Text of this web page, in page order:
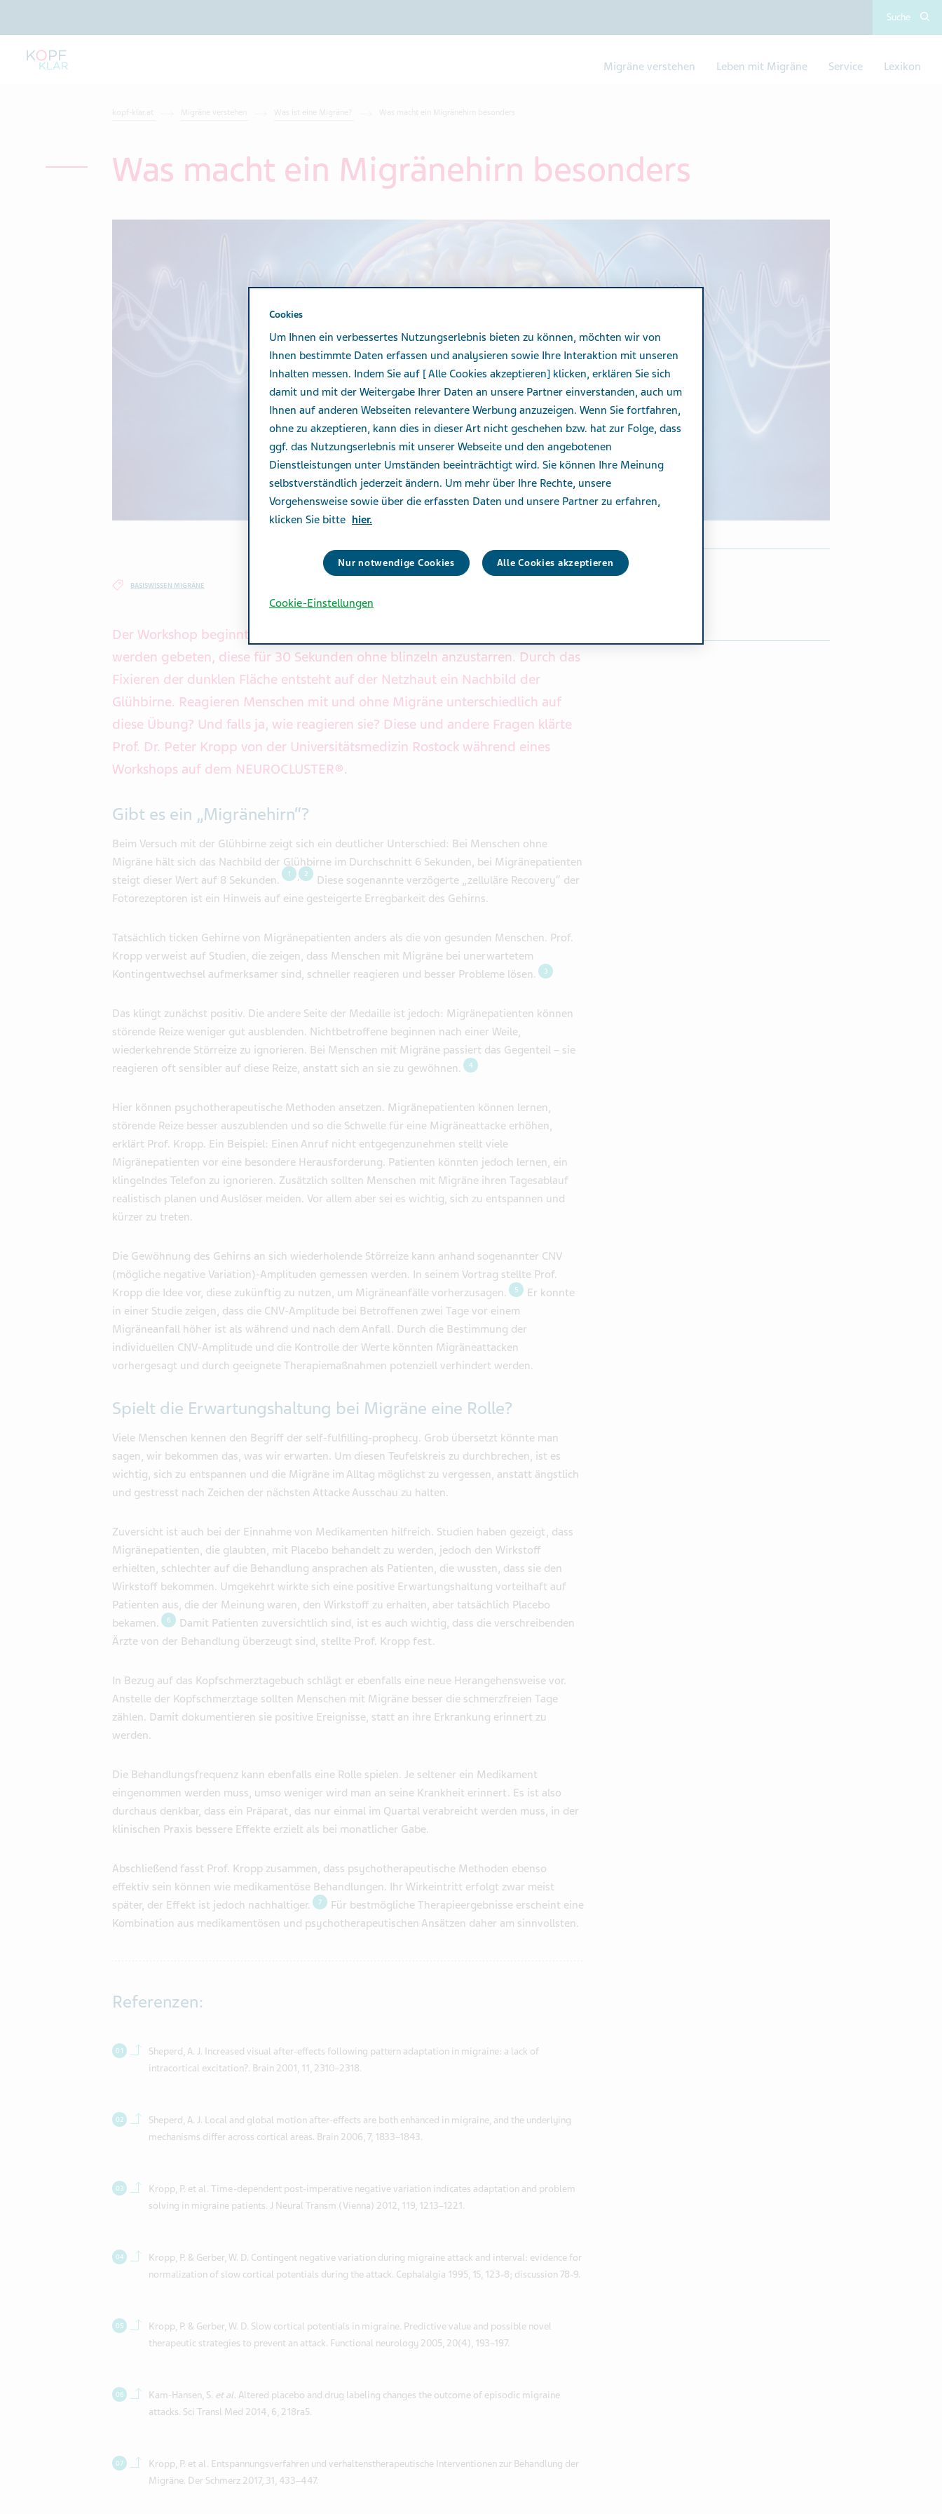
Suche
Migräne verstehen​ Leben mit Migräne Service Lexikon
Was macht ein Migränehirn besonders
BASISWISSEN MIGRÄNE
Der Workshop beginnt mit einer großen schwarzen Glühbirne. Die Teilnehmer
werden gebeten, diese für 30 Sekunden ohne blinzeln anzustarren. Durch das
Fixieren der dunklen Fläche entsteht auf der Netzhaut ein Nachbild der
Glühbirne. Reagieren Menschen mit und ohne Migräne unterschiedlich auf
diese Übung? Und falls ja, wie reagieren sie? Diese und andere Fragen klärte
Prof. Dr. Peter Kropp von der Universitätsmedizin Rostock während eines
Workshops auf dem NEUROCLUSTER®.
Gibt es ein „Migränehirn“?
Beim Versuch mit der Glühbirne zeigt sich ein deutlicher Unterschied: Bei Menschen ohne
Migräne hält sich das Nachbild der Glühbirne im Durchschnitt 6 Sekunden, bei Migränepatienten
steigt dieser Wert auf 8 Sekunden.
1 , 2
Diese sogenannte verzögerte „zelluläre Recovery“ der
Fotorezeptoren ist ein Hinweis auf eine gesteigerte Erregbarkeit des Gehirns.
Tatsächlich ticken Gehirne von Migränepatienten anders als die von gesunden Menschen. Prof.
Kropp verweist auf Studien, die zeigen, dass Menschen mit Migräne bei unerwartetem
Kontingentwechsel aufmerksamer sind, schneller reagieren und besser Probleme lösen.
3
Das klingt zunächst positiv. Die andere Seite der Medaille ist jedoch: Migränepatienten können
störende Reize weniger gut ausblenden. Nichtbetroffene beginnen nach einer Weile,
wiederkehrende Störreize zu ignorieren. Bei Menschen mit Migräne passiert das Gegenteil – sie
reagieren oft sensibler auf diese Reize, anstatt sich an sie zu gewöhnen. 4
Hier können psychotherapeutische Methoden ansetzen. Migränepatienten können lernen,
störende Reize besser auszublenden und so die Schwelle für eine Migräneattacke erhöhen,
erklärt Prof. Kropp. Ein Beispiel: Einen Anruf nicht entgegenzunehmen stellt viele
Migränepatienten vor eine besondere Herausforderung. Patienten könnten jedoch lernen, ein
klingelndes Telefon zu ignorieren. Zusätzlich sollten Menschen mit Migräne ihren Tagesablauf
realistisch planen und Auslöser meiden. Vor allem aber sei es wichtig, sich zu entspannen und
kürzer zu treten.
Die Gewöhnung des Gehirns an sich wiederholende Störreize kann anhand sogenannter CNV
(mögliche negative Variation)-Amplituden gemessen werden. In seinem Vortrag stellte Prof.
Kropp die Idee vor, diese zukünftig zu nutzen, um Migräneanfälle vorherzusagen.
5
Er konnte
in einer Studie zeigen, dass die CNV-Amplitude bei Betroffenen zwei Tage vor einem
Migräneanfall höher ist als während und nach dem Anfall. Durch die Bestimmung der
individuellen CNV-Amplitude und die Kontrolle der Werte könnten Migräneattacken
vorhergesagt und durch geeignete Therapiemaßnahmen potenziell verhindert werden.
Spielt die Erwartungshaltung bei Migräne eine Rolle?
Viele Menschen kennen den Begriff der self-fulfilling-prophecy. Grob übersetzt könnte man
sagen, wir bekommen das, was wir erwarten. Um diesen Teufelskreis zu durchbrechen, ist es
wichtig, sich zu entspannen und die Migräne im Alltag möglichst zu vergessen, anstatt ängstlich
und gestresst nach Zeichen der nächsten Attacke Ausschau zu halten.
Zuversicht ist auch bei der Einnahme von Medikamenten hilfreich. Studien haben gezeigt, dass
Migränepatienten, die glaubten, mit Placebo behandelt zu werden, jedoch den Wirkstoff
erhielten, schlechter auf die Behandlung ansprachen als Patienten, die wussten, dass sie den
Wirkstoff bekommen. Umgekehrt wirkte sich eine positive Erwartungshaltung vorteilhaft auf
Patienten aus, die der Meinung waren, den Wirkstoff zu erhalten, aber tatsächlich Placebo
bekamen.
6
Damit Patienten zuversichtlich sind, ist es auch wichtig, dass die verschreibenden
Ärzte von der Behandlung überzeugt sind, stellte Prof. Kropp fest.
In Bezug auf das Kopfschmerztagebuch schlägt er ebenfalls eine neue Herangehensweise vor.
Anstelle der Kopfschmerztage sollten Menschen mit Migräne besser die schmerzfreien Tage
zählen. Damit dokumentieren sie positive Ereignisse, statt an ihre Erkrankung erinnert zu
werden.
Die Behandlungsfrequenz kann ebenfalls eine Rolle spielen. Je seltener ein Medikament
eingenommen werden muss, umso weniger wird man an seine Krankheit erinnert. Es ist also
durchaus denkbar, dass ein Präparat, das nur einmal im Quartal verabreicht werden muss, in der
klinischen Praxis bessere Effekte erzielt als bei monatlicher Gabe.
Abschließend fasst Prof. Kropp zusammen, dass psychotherapeutische Methoden ebenso
effektiv sein können wie medikamentöse Behandlungen. Ihr Wirkeintritt erfolgt zwar meist
später, der Effekt ist jedoch nachhaltiger.
7
Für bestmögliche Therapieergebnisse erscheint eine
Kombination aus medikamentösen und psychotherapeutischen Ansätzen daher am sinnvollsten.
Referenzen:
Back to contents.
Sheperd, A. J. Increased visual after-effects following pattern adaptation in migraine: a lack of
intracortical excitation?. Brain 2001, 11, 2310–2318.
Back to contents.
Sheperd, A. J. Local and global motion after-effects are both enhanced in migraine, and the underlying
mechanisms differ across cortical areas. Brain 2006, 7, 1833–1843.
Back to contents.
Kropp, P. et al. Time-dependent post-imperative negative variation indicates adaptation and problem
solving in migraine patients. J Neural Transm (Vienna) 2012, 119, 1213–1221.
Back to contents.
Kropp, P. & Gerber, W. D. Contingent negative variation during migraine attack and interval: evidence for
normalization of slow cortical potentials during the attack. Cephalalgia 1995, 15, 123-8; discussion 78-9.
Back to contents.
Kropp, P. & Gerber, W. D. Slow cortical potentials in migraine. Predictive value and possible novel
therapeutic strategies to prevent an attack. Functional neurology 2005, 20(4), 193–197.
Back to contents.
Kam-Hansen, S. et al. Altered placebo and drug labeling changes the outcome of episodic migraine
attacks. Sci Transl Med 2014, 6, 218ra5.
Back to contents.
Kropp, P. et al. Entspannungsverfahren und verhaltenstherapeutische Interventionen zur Behandlung der
Migräne. Der Schmerz 2017, 31, 433–447.
Seite teilen auf:
Cookies
Um Ihnen ein verbessertes Nutzungserlebnis bieten zu können, möchten wir von
Ihnen bestimmte Daten erfassen und analysieren sowie Ihre Interaktion mit unseren
Inhalten messen. Indem Sie auf [ Alle Cookies akzeptieren] klicken, erklären Sie sich
damit und mit der Weitergabe Ihrer Daten an unsere Partner einverstanden, auch um
Ihnen auf anderen Webseiten relevantere Werbung anzuzeigen. Wenn Sie fortfahren,
ohne zu akzeptieren, kann dies in dieser Art nicht geschehen bzw. hat zur Folge, dass
ggf. das Nutzungserlebnis mit unserer Webseite und den angebotenen
Dienstleistungen unter Umständen beeinträchtigt wird. Sie können Ihre Meinung
selbstverständlich jederzeit ändern. Um mehr über Ihre Rechte, unsere
Vorgehensweise sowie über die erfassten Daten und unsere Partner zu erfahren,
klicken Sie bitte hier.
Nur notwendige Cookies Alle Cookies akzeptieren
Cookie-Einstellungen